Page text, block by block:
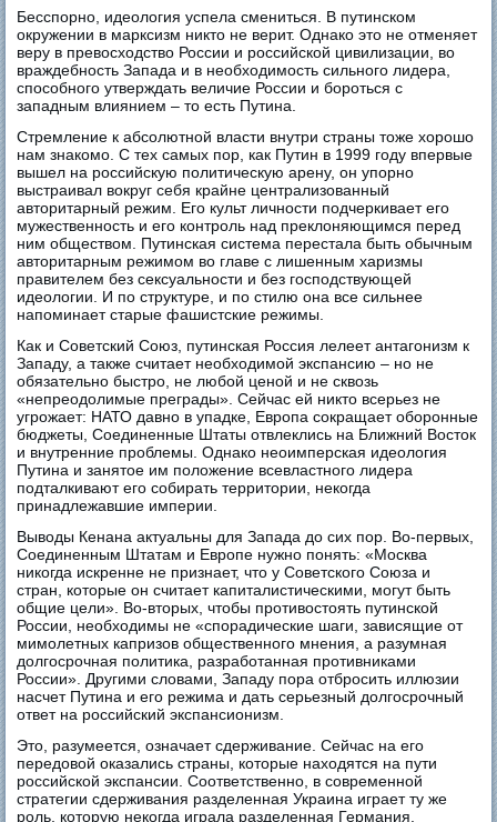
Бесспорно, идеология успела смениться. В путинском
окружении в марксизм никто не верит. Однако это не отменяет
веру в превосходство России и российской цивилизации, во
враждебность Запада и в необходимость сильного лидера,
способного утверждать величие России и бороться с
западным влиянием – то есть Путина.
Стремление к абсолютной власти внутри страны тоже хорошо
нам знакомо. С тех самых пор, как Путин в 1999 году впервые
вышел на российскую политическую арену, он упорно
выстраивал вокруг себя крайне централизованный
авторитарный режим. Его культ личности подчеркивает его
мужественность и его контроль над преклоняющимся перед
ним обществом. Путинская система перестала быть обычным
авторитарным режимом во главе с лишенным харизмы
правителем без сексуальности и без господствующей
идеологии. И по структуре, и по стилю она все сильнее
напоминает старые фашистские режимы.
Как и Советский Союз, путинская Россия лелеет антагонизм к
Западу, а также считает необходимой экспансию – но не
обязательно быстро, не любой ценой и не сквозь
«непреодолимые преграды». Сейчас ей никто всерьез не
угрожает: НАТО давно в упадке, Европа сокращает оборонные
бюджеты, Соединенные Штаты отвлеклись на Ближний Восток
и внутренние проблемы. Однако неоимперская идеология
Путина и занятое им положение всевластного лидера
подталкивают его собирать территории, некогда
принадлежавшие империи.
Выводы Кенана актуальны для Запада до сих пор. Во-первых,
Соединенным Штатам и Европе нужно понять: «Москва
никогда искренне не признает, что у Советского Союза и
стран, которые он считает капиталистическими, могут быть
общие цели». Во-вторых, чтобы противостоять путинской
России, необходимы не «спорадические шаги, зависящие от
мимолетных капризов общественного мнения, а разумная
долгосрочная политика, разработанная противниками
России». Другими словами, Западу пора отбросить иллюзии
насчет Путина и его режима и дать серьезный долгосрочный
ответ на российский экспансионизм.
Это, разумеется, означает сдерживание. Сейчас на его
передовой оказались страны, которые находятся на пути
российской экспансии. Соответственно, в современной
стратегии сдерживания разделенная Украина играет ту же
роль, которую некогда играла разделенная Германия.